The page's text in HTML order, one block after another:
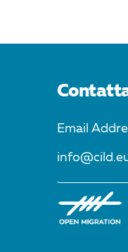
Email